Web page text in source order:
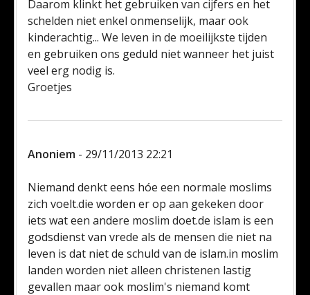
Daarom klinkt het gebruiken van cijfers en het
schelden niet enkel onmenselijk, maar ook
kinderachtig... We leven in de moeilijkste tijden
en gebruiken ons geduld niet wanneer het juist
veel erg nodig is.
Groetjes
Anoniem - 29/11/2013 22:21
Niemand denkt eens hóe een normale moslims
zich voelt.die worden er op aan gekeken door
iets wat een andere moslim doet.de islam is een
godsdienst van vrede als de mensen die niet na
leven is dat niet de schuld van de islam.in moslim
landen worden niet alleen christenen lastig
gevallen maar ook moslim's niemand komt